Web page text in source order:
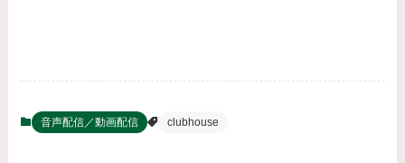
音声配信／動画配信 clubhouse